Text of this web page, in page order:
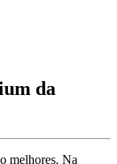
da
melhores. Na